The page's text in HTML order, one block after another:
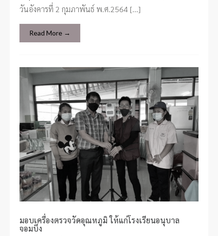
วันอังคารที่ 2 กุมภาพันธ์ พ.ศ.2564 […]
Read More →
มอบเครื่องตรวจวัดอุณหภูมิ ให้แก่โรงเรียนอนุบาล
จอมบึง